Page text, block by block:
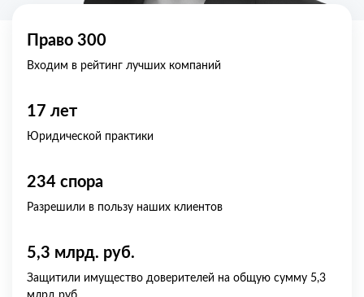
Право 300
Входим в рейтинг лучших компаний
17 лет
Юридической практики
234 спора
Разрешили в пользу наших клиентов
5,3 млрд. руб.
Защитили имущество доверителей на общую сумму 5,3